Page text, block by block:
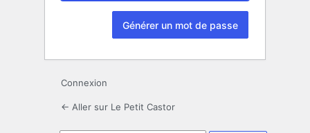
Connexion
← Aller sur Le Petit Castor